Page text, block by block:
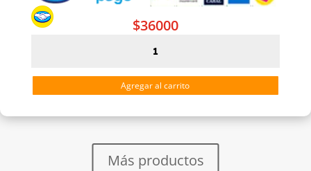
$36000
Manual
Autoafilable
cantidad
Agregar al carrito
Más productos